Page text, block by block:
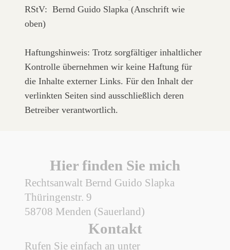
RStV: Bernd Guido Slapka (Anschrift wie
oben)
Haftungshinweis: Trotz sorgfältiger inhaltlicher
Kontrolle übernehmen wir keine Haftung für
die Inhalte externer Links. Für den Inhalt der
verlinkten Seiten sind ausschließlich deren
Betreiber verantwortlich.
Hier finden Sie mich
Rechtsanwalt Bernd Guido Slapka
Thüringenstr. 9
58708 Menden (Sauerland)
Kontakt
Rufen Sie einfach an unter